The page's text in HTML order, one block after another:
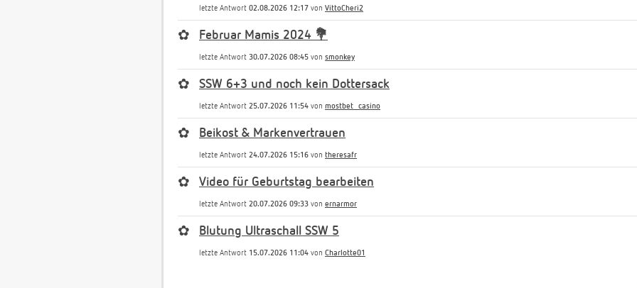
letzte Antwort 02.08.2026 12:17 von VittoCheri2
✿ Februar Mamis 2024 💐
letzte Antwort 30.07.2026 08:45 von smonkey
✿ SSW 6+3 und noch kein Dottersack
letzte Antwort 25.07.2026 11:54 von mostbet_casino
✿ Beikost & Markenvertrauen
letzte Antwort 24.07.2026 15:16 von theresafr
✿ Video für Geburtstag bearbeiten
letzte Antwort 20.07.2026 09:33 von ernarmor
✿ Blutung Ultraschall SSW 5
letzte Antwort 15.07.2026 11:04 von Charlotte01